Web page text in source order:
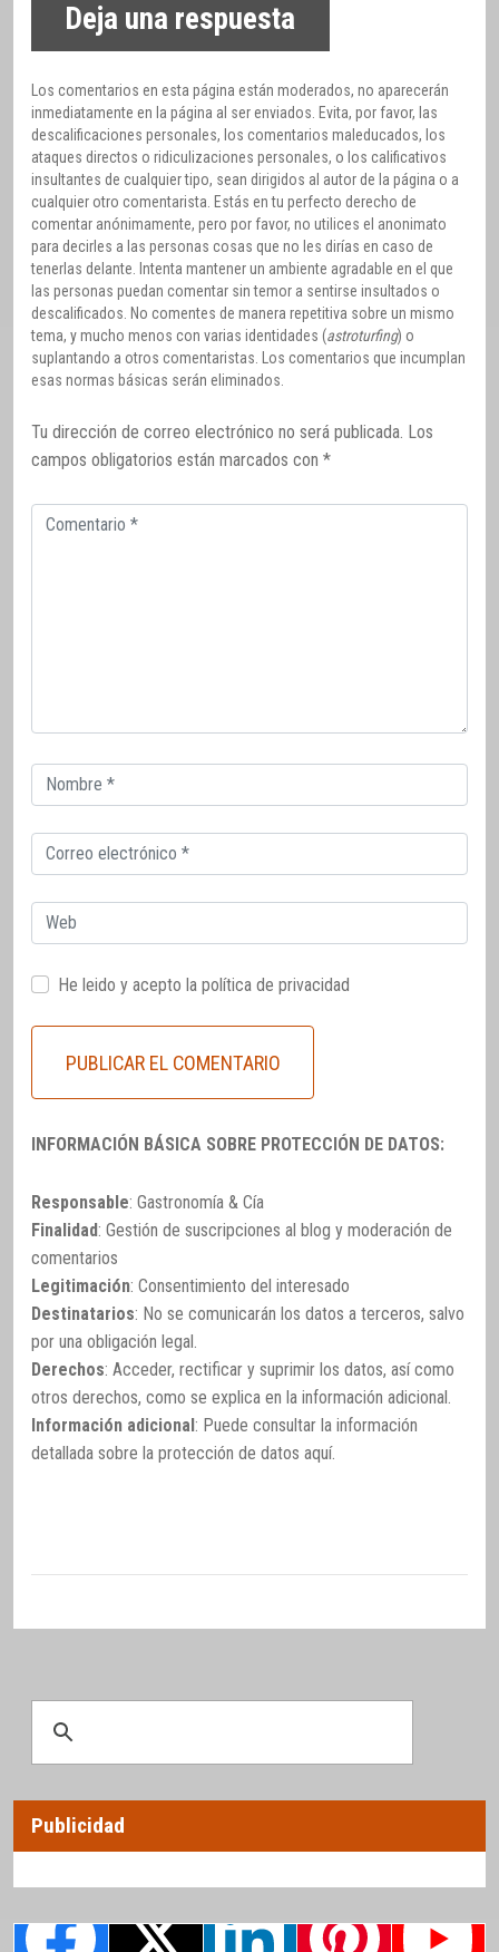
Deja una respuesta
Los comentarios en esta página están moderados, no aparecerán
inmediatamente en la página al ser enviados. Evita, por favor, las
descalificaciones personales, los comentarios maleducados, los
ataques directos o ridiculizaciones personales, o los calificativos
insultantes de cualquier tipo, sean dirigidos al autor de la página o a
cualquier otro comentarista. Estás en tu perfecto derecho de
comentar anónimamente, pero por favor, no utilices el anonimato
para decirles a las personas cosas que no les dirías en caso de
tenerlas delante. Intenta mantener un ambiente agradable en el que
las personas puedan comentar sin temor a sentirse insultados o
descalificados. No comentes de manera repetitiva sobre un mismo
tema, y mucho menos con varias identidades (astroturfing) o
suplantando a otros comentaristas. Los comentarios que incumplan
esas normas básicas serán eliminados.
Tu dirección de correo electrónico no será publicada. Los
campos obligatorios están marcados con *
Comentario
Correo
electrónico
Correo
electrónico
Web
He leido y acepto la política de privacidad
INFORMACIÓN BÁSICA SOBRE PROTECCIÓN DE DATOS:
Responsable: Gastronomía & Cía
Finalidad: Gestión de suscripciones al blog y moderación de
comentarios
Legitimación: Consentimiento del interesado
Destinatarios: No se comunicarán los datos a terceros, salvo
por una obligación legal.
Derechos: Acceder, rectificar y suprimir los datos, así como
otros derechos, como se explica en la información adicional.
Información adicional: Puede consultar la información
detallada sobre la protección de datos aquí.
Publicidad